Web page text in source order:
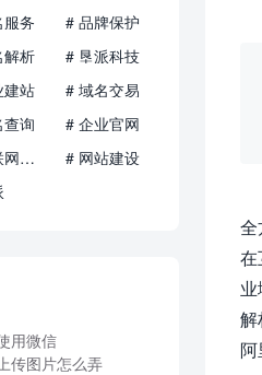
全
在
解
务
# 品牌保护
解析
# 垦派科技
建站
# 域名交易
询
# 企业官网
# 互联网品牌
# 网站建设
用微信
传图片怎么弄